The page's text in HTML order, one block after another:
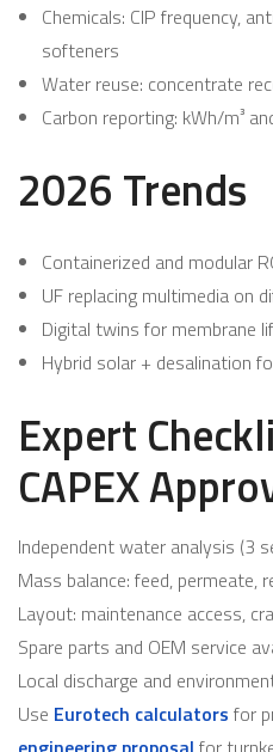
Chemicals: CIP frequency,
softeners
Water reuse: concentrate
Carbon reporting: kWh/m³
2026 Trends
Containerized and modular
UF replacing multimedia on
Digital twins for membrane
Hybrid solar + desalination
Expert
CAPEX
Independent water analysis (3
Mass balance: feed, permeate,
Layout: maintenance access,
Spare parts and OEM service
Local discharge and
Use Eurotech calculators for